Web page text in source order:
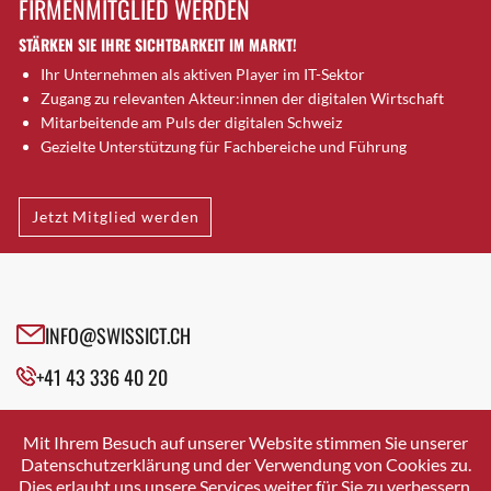
Brütten
Bubendorf
Bubikon
Buchs (SG)
Burgdorf
Bülach
Cazis
Cham
Davos Platz
Davos Platz 1
Dietikon
Dietlikon
FIRMENMITGLIED WERDEN
STÄRKEN SIE IHRE SICHTBARKEIT IM MARKT!
Ihr Unternehmen als aktiven Player im IT-Sektor
Zugang zu relevanten Akteur:innen der digitalen Wirtschaft
Mitarbeitende am Puls der digitalen Schweiz
Gezielte Unterstützung für Fachbereiche und Führung
Jetzt Mitglied werden
INFO@SWISSICT.CH
+41 43 336 40 20
SWISSICT
VULKANSTRASSE 120
8048 ZURICH
Mit Ihrem Besuch auf unserer Website stimmen Sie unserer
Datenschutzerklärung und der Verwendung von Cookies zu.
Dies erlaubt uns unsere Services weiter für Sie zu verbessern.